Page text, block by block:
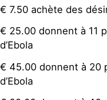
€ 7.50 achète des
€ 25.00 donnent à 11
d’Ebola
€ 45.00 donnent à 20
d’Ebola